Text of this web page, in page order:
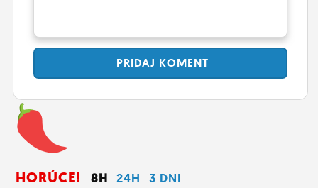
PRIDAJ KOMENT
HORÚCE! 8H 24H 3 DNI